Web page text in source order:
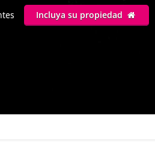
Incluya su propiedad